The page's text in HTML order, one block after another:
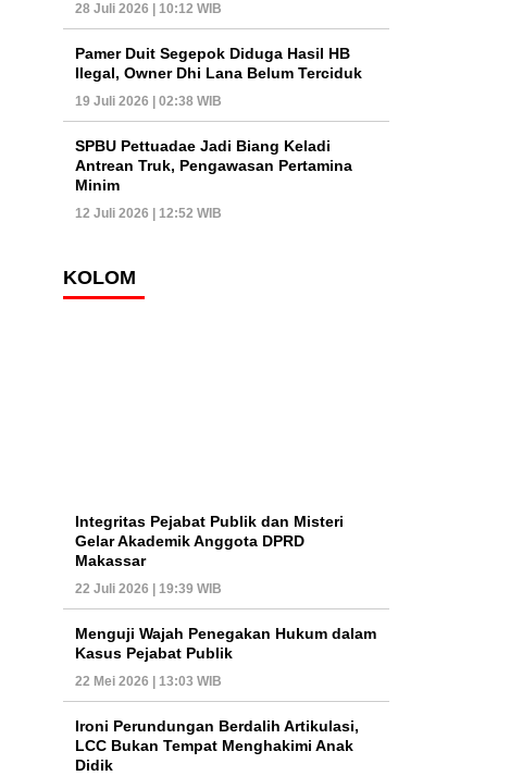
28 Juli 2026 | 10:12 WIB
Pamer Duit Segepok Diduga Hasil HB
Ilegal, Owner Dhi Lana Belum Terciduk
19 Juli 2026 | 02:38 WIB
SPBU Pettuadae Jadi Biang Keladi
Antrean Truk, Pengawasan Pertamina
Minim
12 Juli 2026 | 12:52 WIB
KOLOM
Integritas Pejabat Publik dan Misteri
Gelar Akademik Anggota DPRD
Makassar
22 Juli 2026 | 19:39 WIB
Menguji Wajah Penegakan Hukum dalam
Kasus Pejabat Publik
22 Mei 2026 | 13:03 WIB
Ironi Perundungan Berdalih Artikulasi,
LCC Bukan Tempat Menghakimi Anak
Didik